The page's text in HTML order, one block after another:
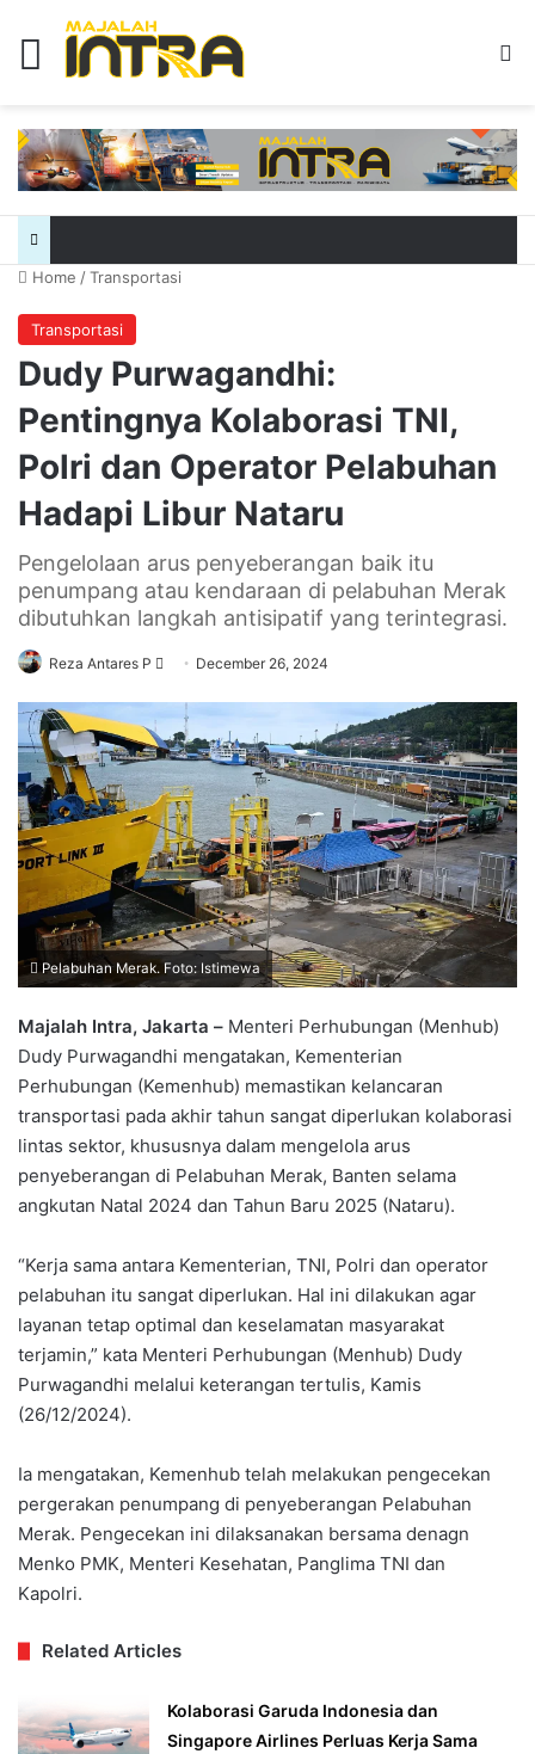
Menu
Home /Transportasi
Transportasi
Dudy Purwagandhi:
Pentingnya Kolaborasi TNI,
Polri dan Operator Pelabuhan
Hadapi Libur Nataru
Pengelolaan arus penyeberangan baik itu
penumpang atau kendaraan di pelabuhan Merak
dibutuhkan langkah antisipatif yang terintegrasi.
Reza Antares P
Send
email
December 26, 2024
Pelabuhan Merak. Foto: Istimewa
Majalah Intra, Jakarta – Menteri Perhubungan (Menhub)
Dudy Purwagandhi mengatakan, Kementerian
Perhubungan (Kemenhub) memastikan kelancaran
transportasi pada akhir tahun sangat diperlukan kolaborasi
lintas sektor, khususnya dalam mengelola arus
penyeberangan di Pelabuhan Merak, Banten selama
angkutan Natal 2024 dan Tahun Baru 2025 (Nataru).
“Kerja sama antara Kementerian, TNI, Polri dan operator
pelabuhan itu sangat diperlukan. Hal ini dilakukan agar
layanan tetap optimal dan keselamatan masyarakat
terjamin,” kata Menteri Perhubungan (Menhub) Dudy
Purwagandhi melalui keterangan tertulis, Kamis
(26/12/2024).
Ia mengatakan, Kemenhub telah melakukan pengecekan
pergerakan penumpang di penyeberangan Pelabuhan
Merak. Pengecekan ini dilaksanakan bersama denagn
Menko PMK, Menteri Kesehatan, Panglima TNI dan
Kapolri.
Related Articles
Kolaborasi Garuda Indonesia dan
Singapore Airlines Perluas Kerja Sama